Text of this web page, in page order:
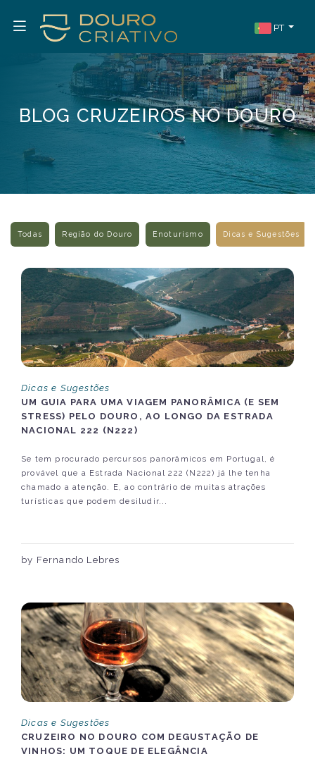
PT
BLOG CRUZEIROS NO DOURO
Todas Região do Douro Enoturismo Dicas e Sugestões
Dicas e Sugestões
UM GUIA PARA UMA VIAGEM PANORÂMICA (E SEM
STRESS) PELO DOURO, AO LONGO DA ESTRADA
NACIONAL 222 (N222)
Se tem procurado percursos panorâmicos em Portugal, é
provável que a Estrada Nacional 222 (N222) já lhe tenha
chamado a atenção. E, ao contrário de muitas atrações
turísticas que podem desiludir...
by Fernando Lebres
Dicas e Sugestões
CRUZEIRO NO DOURO COM DEGUSTAÇÃO DE
VINHOS: UM TOQUE DE ELEGÂNCIA